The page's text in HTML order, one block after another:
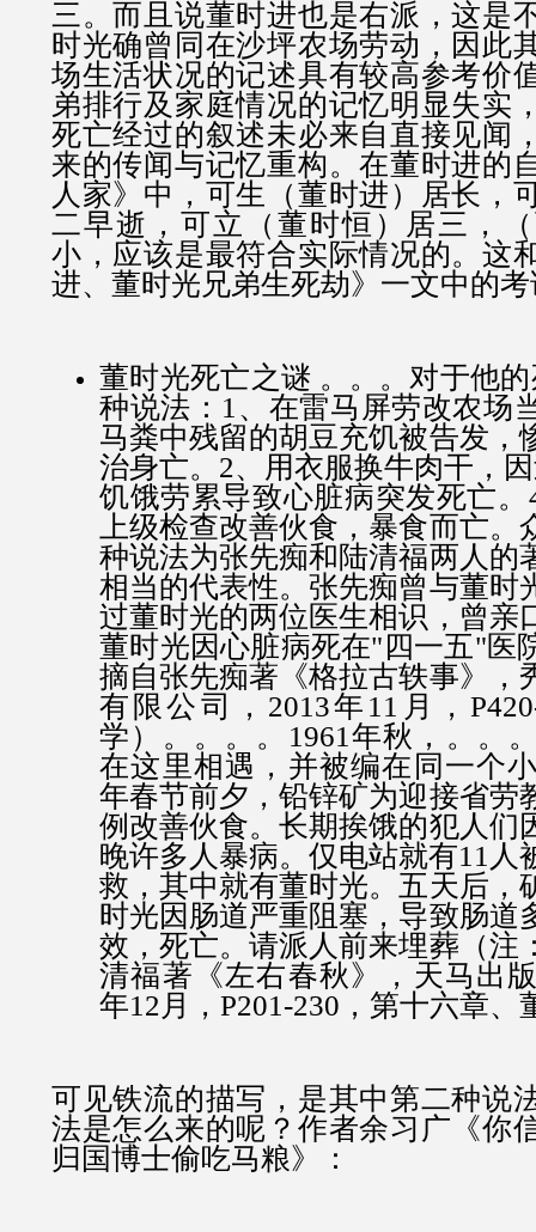
三。而且说董时进也是右派，这是
时光确曾同在沙坪农场劳动，因此
场生活状况的记述具有较高参考价
弟排行及家庭情况的记忆明显失实
死亡经过的叙述未必来自直接见闻
来的传闻与记忆重构。在董时进的
人家》中，可生（董时进）居长，
二早逝，可立（董时恒）居三，
小，应该是最符合实际情况的。这
进、董时光兄弟生死劫》一文中的
董时光死亡之谜 。。。对于他
种说法：1、在雷马屏劳改农场
马粪中残留的胡豆充饥被告发，
治身亡。2、用衣服换牛肉干，
饥饿劳累导致心脏病突发死亡
上级检查改善伙食，暴食而亡。
种说法为张先痴和陆清福两人的
相当的代表性。张先痴曾与董时
过董时光的两位医生相识，曾亲
董时光因心脏病死在"四一五"医
摘自张先痴著《格拉古轶事》，
有限公司，2013年11月，
学）。。。。1961年秋，。。
在这里相遇，并被编在同一个
年春节前夕，铅锌矿为迎接省劳
例改善伙食。长期挨饿的犯人们
晚许多人暴病。仅电站就有11人
救，其中就有董时光。五天后，
时光因肠道严重阻塞，导致肠道
效，死亡。请派人前来埋葬（注
清福著《左右春秋》，天马出
年12月，P201-230，第十六章、
可见铁流的描写，是其中第二种说
法是怎么来的呢？作者余习广《你
归国博士偷吃马粮》：